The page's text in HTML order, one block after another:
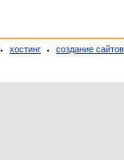
хостинг создание сайтов